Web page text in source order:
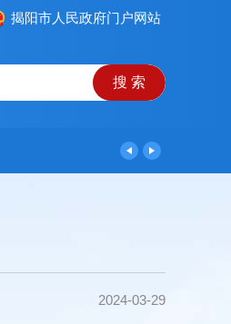
揭阳市人民政府门户网站
2024-03-29